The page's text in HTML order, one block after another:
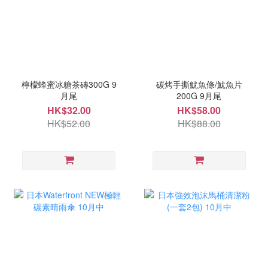
檸檬蜂蜜冰糖茶磚300G 9
月尾
HK$32.00
HK$52.00
碳烤手撕魷魚條/魷魚片
200G 9月尾
HK$58.00
HK$88.00